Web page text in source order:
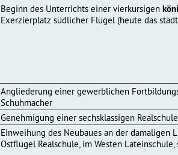
Beginn des Unterrichts einer vierkursigen
Exerzierplatz südlicher Flügel (heute das
Angliederung einer gewerblichen
Schuhmacher
Genehmigung einer sechsklassigen Realschule
Einweihung des Neubaues an der
Ostflügel Realschule, im Westen